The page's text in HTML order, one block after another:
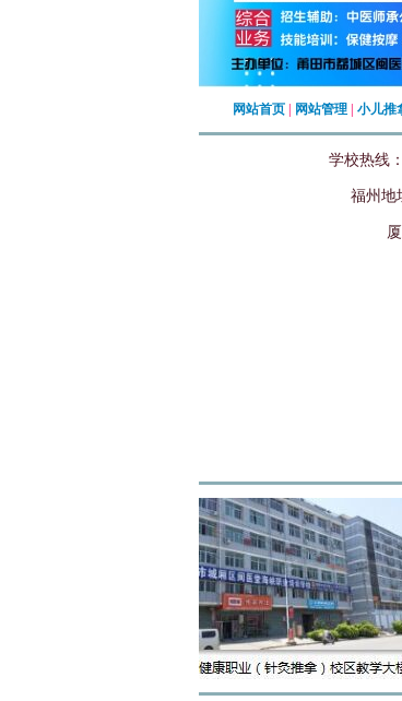
网站首页 | 网站管理 | 小儿推
学校热线
福州地